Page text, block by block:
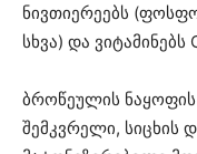
ნივთიერეებს
სხვა) და ვიტამინებს
ბროწეულის ნაყოფის
შემკვრელი, სიცხის